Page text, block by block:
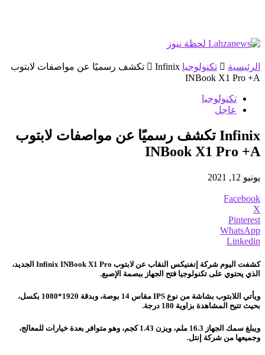
الرئيسية تكنولوجيا
Infinix تكشف رسميًا عن مواصفات لابتوب
INBook X1 Pro +A
تكنولوجيا
عاجل
Infinix تكشف رسميًا عن مواصفات لابتوب
INBook X1 Pro +A
يونيو 12, 2021
Facebook
X
Pinterest
WhatsApp
Linkedin
كشفت اليوم شركة إنفنيكس النقاب عن لابتوب Infinix INBook X1 Pro الجديد،
الذي يحتوي على تكنولوجيا فتح الجهاز ببصمة الإصبع.
ويأتي اللابتوب بشاشة من نوع IPS مقاس 14 بوصة، وبدقة 1920*1080 بكسل،
بحيث تتيح المشاهدة بزاوية 180 درجة.
ويبلغ سمك الجهاز 16.3 ملم، ويزن 1.43 كجم
، وهو متوافر بعدة خيارات للمعالج،
وجميعها من شركة إنتل.